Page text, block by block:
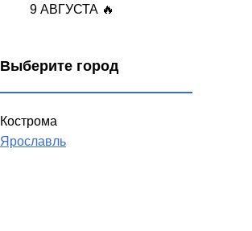
9 АВГУСТА 🔥
Кострома
Ярославль
Выберите город